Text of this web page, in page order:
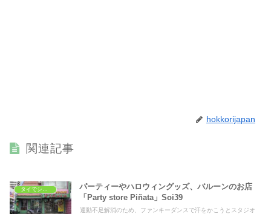
hokkorijapan
関連記事
タイでショッピング
パーティーやハロウィングッズ、バルーンのお店
「Party store Piñata」Soi39
運動不足解消のため、ファンキーダンスで汗をかこうとスタジオ